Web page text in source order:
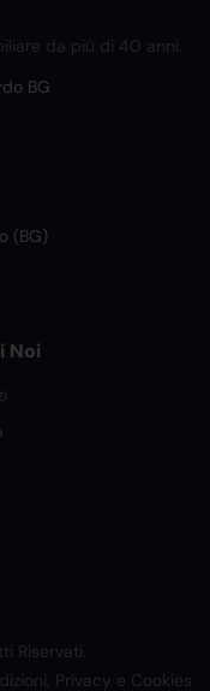
da più di 40 anni.
BG
(BG)
Noi
Riservati.
Privacy e Cookies